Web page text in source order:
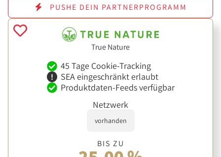
PUSHE DEIN PARTNERPROGRAMM
True Nature
45 Tage Cookie-Tracking
SEA eingeschränkt erlaubt
Produktdaten-Feeds verfügbar
Netzwerk
vorhanden
BIS ZU